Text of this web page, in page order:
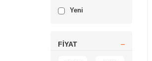
Yeni
FIYAT